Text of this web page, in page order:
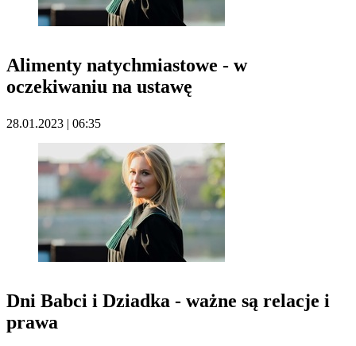
Alimenty natychmiastowe - w
oczekiwaniu na ustawę
28.01.2023 | 06:35
Dni Babci i Dziadka - ważne są relacje i
prawa